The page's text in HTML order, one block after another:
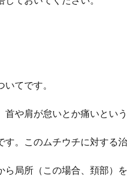
てです。
首や肩が怠いとか痛いという
す。このムチウチに対する
ら 局所（この場合、頚部） を